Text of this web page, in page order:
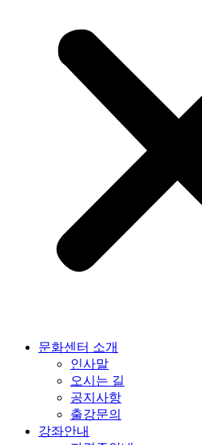
문화센터 소개
인사말
오시는 길
공지사항
출강문의
강좌안내